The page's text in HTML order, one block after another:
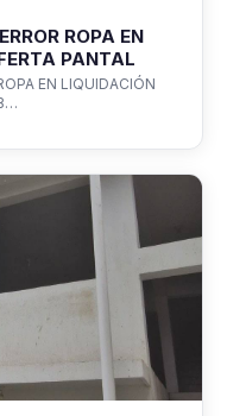
ROPA EN
PANTAL
EN LIQUIDACIÓN